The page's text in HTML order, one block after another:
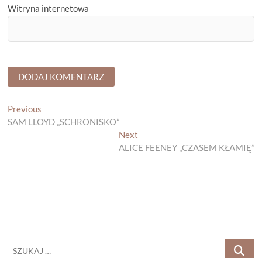
Witryna internetowa
Nawigacja
wpisu
Previous
post:
SAM LLOYD „SCHRONISKO”
NextNext
post:
ALICE FEENEY „CZASEM KŁAMIĘ”
SZUKAJ